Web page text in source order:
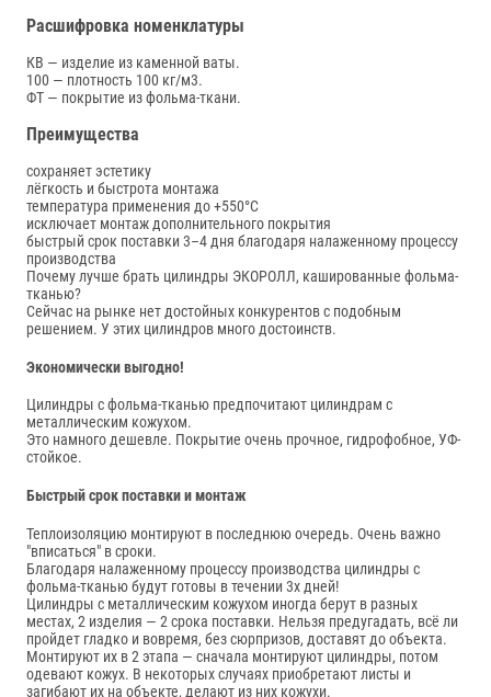
Расшифровка номенклатуры
КВ — изделие из каменной ваты.
100 — плотность 100 кг/м3.
ФТ — покрытие из фольма-ткани.
Преимущества
сохраняет эстетику
лёгкость и быстрота монтажа
температура применения до +550°С
исключает монтаж дополнительного покрытия
быстрый срок поставки 3–4 дня благодаря налаженному процессу
производства
Почему лучше брать цилиндры ЭКОРОЛЛ, кашированные фольма-
тканью?
Сейчас на рынке нет достойных конкурентов с подобным
решением. У этих цилиндров много достоинств.
Экономически выгодно!
Цилиндры с фольма-тканью предпочитают цилиндрам с
металлическим кожухом.
Это намного дешевле. Покрытие очень прочное, гидрофобное, УФ-
стойкое.
Быстрый срок поставки и монтаж
Теплоизоляцию монтируют в последнюю очередь. Очень важно
"вписаться" в сроки.
Благодаря налаженному процессу производства цилиндры с
фольма-тканью будут готовы в течении 3х дней!
Цилиндры с металлическим кожухом иногда берут в разных
местах, 2 изделия — 2 срока поставки. Нельзя предугадать, всё ли
пройдет гладко и вовремя, без сюрпризов, доставят до объекта.
Монтируют их в 2 этапа — сначала монтируют цилиндры, потом
одевают кожух. В некоторых случаях приобретают листы и
загибают их на объекте, делают из них кожухи.